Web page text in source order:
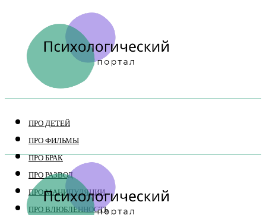
ПРО ДЕТЕЙ
ПРО ФИЛЬМЫ
ПРО БРАК
ПРО РАЗВОД
ПРО МАНИПУЛЯЦИИ
ПРО ВЛЮБЛЕННОСТЬ